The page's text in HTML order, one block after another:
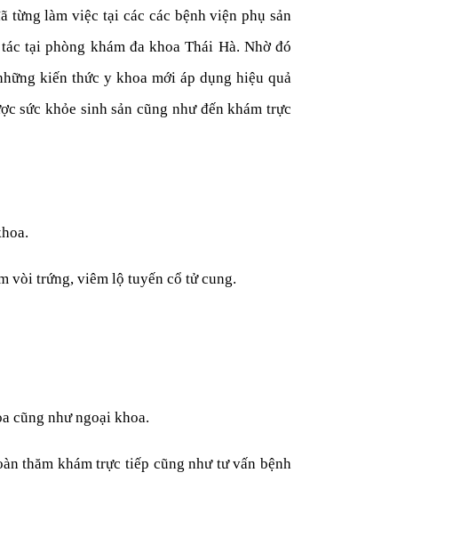
từng làm việc tại các các bệnh viện phụ sản
tại phòng khám đa khoa Thái Hà. Nhờ đó
kiến thức y khoa mới áp dụng hiệu quả
sức khỏe sinh sản cũng như đến khám trực
vòi trứng, viêm lộ tuyến cổ tử cung.
cũng như ngoại khoa.
thăm khám trực tiếp cũng như tư vấn bệnh